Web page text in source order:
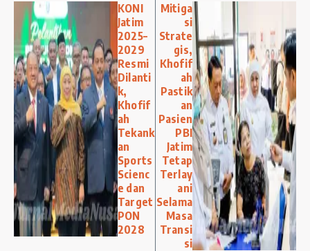
KONI
Jatim
2025–
2029
Resmi
Dilanti
k,
Khofif
ah
Tekank
an
Sports
Scienc
e dan
Target
PON
2028
Mitiga
si
Strate
gis,
Khofif
ah
Pastik
an
Pasien
PBI
Jatim
Tetap
Terlay
ani
Selama
Masa
Transi
si